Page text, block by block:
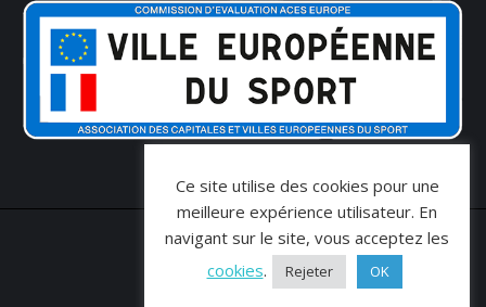
© VERDI COM' 2026
Ce site utilise des cookies pour une
meilleure expérience utilisateur. En
navigant sur le site, vous acceptez les
cookies. Rejeter OK